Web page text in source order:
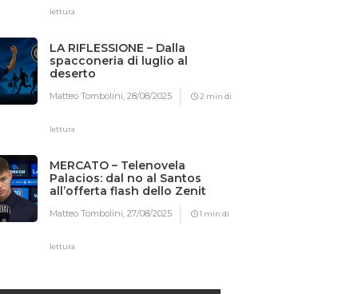
lettura
LA RIFLESSIONE – Dalla
spacconeria di luglio al
deserto
Matteo Tombolini,28/08/2025 2 min di
lettura
MERCATO – Telenovela
Palacios: dal no al Santos
all’offerta flash dello Zenit
Matteo Tombolini,27/08/2025 1 min di
lettura